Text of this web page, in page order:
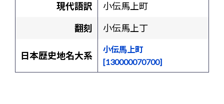
現代語訳
小伝馬上町
翻刻
小伝馬上丁
日本歴史地名大系
小伝馬上町
[130000070700]